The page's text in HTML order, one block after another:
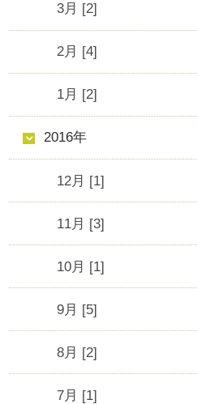
3月 [2]
2月 [4]
1月 [2]
2016年
12月 [1]
11月 [3]
10月 [1]
9月 [5]
8月 [2]
7月 [1]